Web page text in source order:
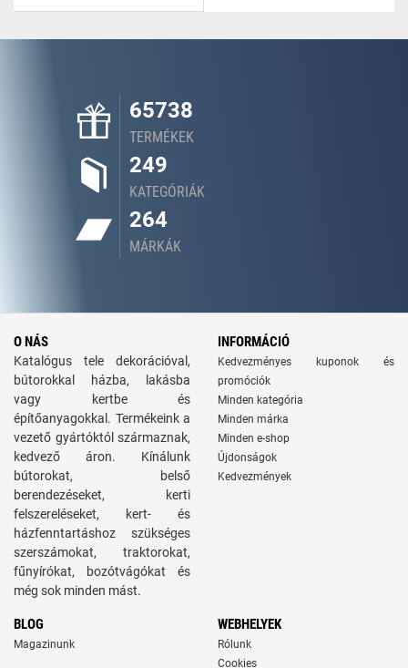
65738
TERMÉKEK
249
KATEGÓRIÁK
264
MÁRKÁK
O NÁS
Katalógus tele dekorációval,
bútorokkal házba, lakásba
vagy kertbe és
építőanyagokkal. Termékeink a
vezető gyártóktól származnak,
kedvező áron. Kínálunk
bútorokat, belső
berendezéseket, kerti
felszereléseket, kert- és
házfenntartáshoz szükséges
szerszámokat, traktorokat,
fűnyírókat, bozótvágókat és
még sok minden mást.
INFORMÁCIÓ
Kedvezményes kuponok és
promóciók
Minden kategória
Minden márka
Minden e-shop
Újdonságok
Kedvezmények
BLOG
Magazinunk
WEBHELYEK
Rólunk
Cookies